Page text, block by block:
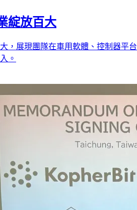
綻放百大
，展現團隊在車用軟體、控制器平台
。